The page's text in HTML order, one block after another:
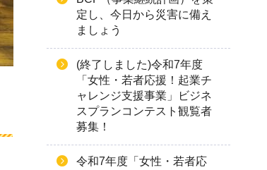
定し、今日から災害に備え
ましょう
(終了しました)令和7年度
「女性・若者応援！起業チ
ャレンジ支援事業」ビジネ
スプランコンテスト観覧者
募集！
令和7年度「女性・若者応